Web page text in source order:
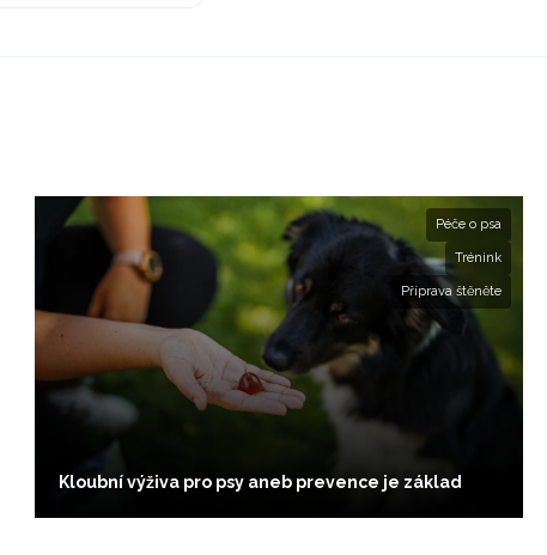
Kloubní výživa pro psy aneb prevence je základ
Péče o psa
Trénink
Příprava štěněte